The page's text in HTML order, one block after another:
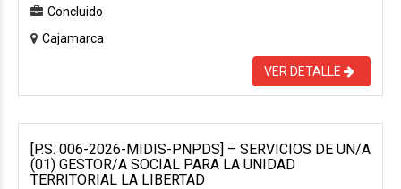
Concluido
Cajamarca
VER DETALLE
[P.S. 006-2026-MIDIS-PNPDS] – SERVICIOS DE UN/A
(01) GESTOR/A SOCIAL PARA LA UNIDAD
TERRITORIAL LA LIBERTAD